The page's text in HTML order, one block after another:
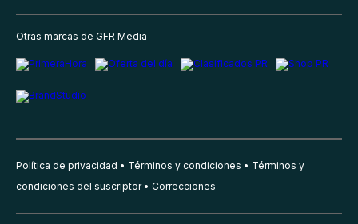
Otras marcas de GFR Media
Política de privacidad Términos y condiciones
Términos y
condiciones del suscriptor
Correcciones